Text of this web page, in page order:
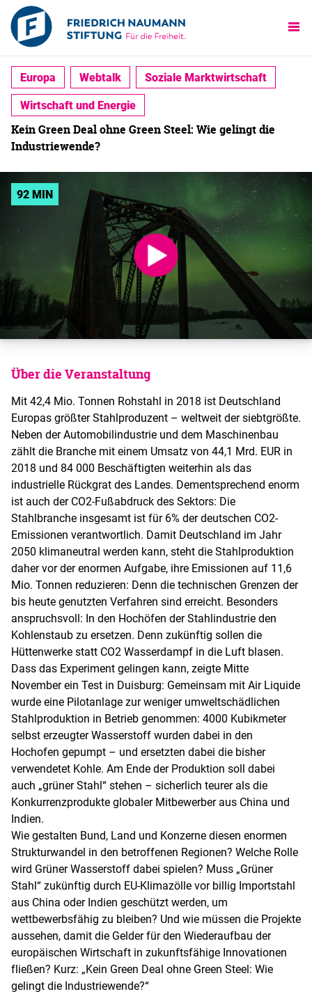
Europa Webtalk
Soziale Marktwirtschaft
Wirtschaft und Energie
Kein Green Deal ohne Green Steel: Wie gelingt die
Industriewende?
92 MIN
Über die Veranstaltung
Mit 42,4 Mio. Tonnen Rohstahl in 2018 ist Deutschland
Europas größter Stahlproduzent – weltweit der siebtgrößte.
Neben der Automobilindustrie und dem Maschinenbau
zählt die Branche mit einem Umsatz von 44,1 Mrd. EUR in
2018 und 84 000 Beschäftigten weiterhin als das
industrielle Rückgrat des Landes. Dementsprechend enorm
ist auch der CO2-Fußabdruck des Sektors: Die
Stahlbranche insgesamt ist für 6% der deutschen CO2-
Emissionen verantwortlich. Damit Deutschland im Jahr
2050 klimaneutral werden kann, steht die Stahlproduktion
daher vor der enormen Aufgabe, ihre Emissionen auf 11,6
Mio. Tonnen reduzieren: Denn die technischen Grenzen der
bis heute genutzten Verfahren sind erreicht. Besonders
anspruchsvoll: In den Hochöfen der Stahlindustrie den
Kohlenstaub zu ersetzen. Denn zukünftig sollen die
Hüttenwerke statt CO2 Wasserdampf in die Luft blasen.
Dass das Experiment gelingen kann, zeigte Mitte
November ein Test in Duisburg: Gemeinsam mit Air Liquide
wurde eine Pilotanlage zur weniger umweltschädlichen
Stahlproduktion in Betrieb genommen: 4000 Kubikmeter
selbst erzeugter Wasserstoff wurden dabei in den
Hochofen gepumpt – und ersetzten dabei die bisher
verwendetet Kohle. Am Ende der Produktion soll dabei
auch „grüner Stahl“ stehen – sicherlich teurer als die
Konkurrenzprodukte globaler Mitbewerber aus China und
Indien.
Wie gestalten Bund, Land und Konzerne diesen enormen
Strukturwandel in den betroffenen Regionen? Welche Rolle
wird Grüner Wasserstoff dabei spielen? Muss „Grüner
Stahl“ zukünftig durch EU-Klimazölle vor billig Importstahl
aus China oder Indien geschützt werden, um
wettbewerbsfähig zu bleiben? Und wie müssen die Projekte
aussehen, damit die Gelder für den Wiederaufbau der
europäischen Wirtschaft in zukunftsfähige Innovationen
fließen? Kurz: „Kein Green Deal ohne Green Steel: Wie
gelingt die Industriewende?“